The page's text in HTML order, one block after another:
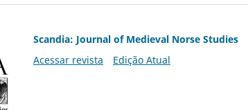
Scandia: Journal of Medieval Norse Studies
Acessar revista
Edição Atual